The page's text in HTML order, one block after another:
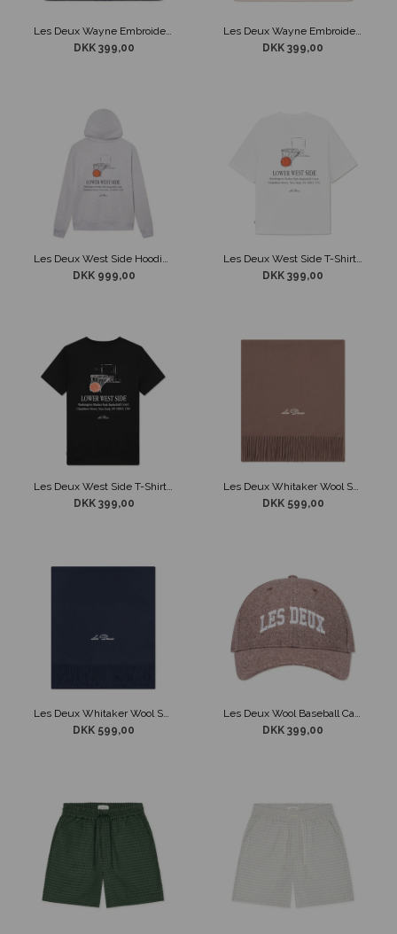
Les Deux Wayne Embroidered Beanie Mørkeblå
DKK 399,00
Les Deux Wayne Embroidered Beanie Sandfarvet
DKK 399,00
Les Deux West Side Hoodie Grå
DKK 999,00
Les Deux West Side T-Shirt Hvid
DKK 399,00
DKK 399,00
Les Deux Whitaker Wool Scarf Grå
DKK 599,00
Les Deux Whitaker Wool Scarf Mørkeblå
DKK 599,00
Les Deux Wool Baseball Cap Grå
DKK 399,00